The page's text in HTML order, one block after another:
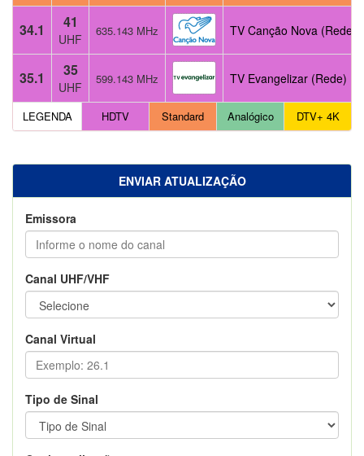
34.1 41
UHF
635.143 MHz TV Canção Nova (Rede)
35.1 35
UHF
599.143 MHz TV Evangelizar (Rede)
LEGENDA HDTV Standard Analógico DTV+ 4K
ENVIAR ATUALIZAÇÃO
Emissora
Canal UHF/VHF
Canal Virtual
Tipo de Sinal